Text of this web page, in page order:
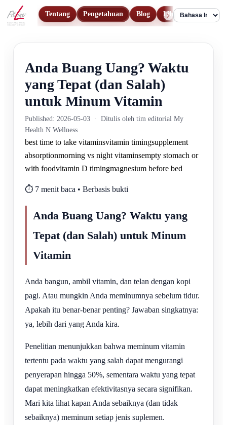
Tentang Pengetahuan Blog Lihat Produk
Language
Anda Buang Uang? Waktu
yang Tepat (dan Salah)
untuk Minum Vitamin
Published: 2026-05-03 ·
Ditulis oleh tim editorial My
Health N Wellness
best time to take vitaminsvitamin timingsupplement
absorptionmorning vs night vitaminsempty stomach or
with foodvitamin D timingmagnesium before bed
⏱️ 7 menit baca • Berbasis bukti
Anda Buang Uang? Waktu yang
Tepat (dan Salah) untuk Minum
Vitamin
Anda bangun, ambil vitamin, dan telan dengan kopi
pagi. Atau mungkin Anda meminumnya sebelum tidur.
Apakah itu benar-benar penting? Jawaban singkatnya:
ya, lebih dari yang Anda kira.
Penelitian menunjukkan bahwa meminum vitamin
tertentu pada waktu yang salah dapat mengurangi
penyerapan hingga 50%, sementara waktu yang tepat
dapat meningkatkan efektivitasnya secara signifikan.
Mari kita lihat kapan Anda sebaiknya (dan tidak
sebaiknya) meminum setiap jenis suplemen.